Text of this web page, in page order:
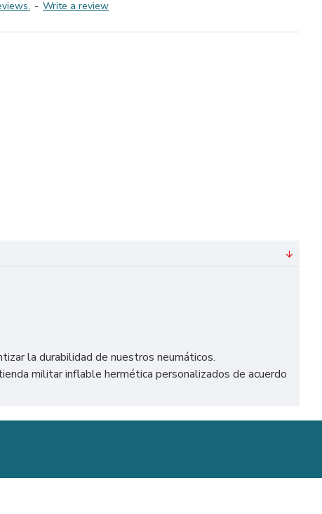
- Write a review
la durabilidad de nuestros neumáticos.
militar inflable hermética personalizados de acuerdo
en España, como Madrid, Barcelona, Valencia, Sevilla,
Hinchable.